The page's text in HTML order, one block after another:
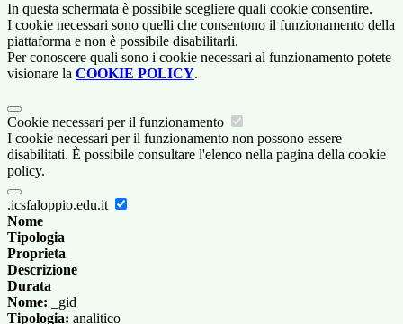
In questa schermata è possibile scegliere quali cookie consentire.
I cookie necessari sono quelli che consentono il funzionamento della
piattaforma e non è possibile disabilitarli.
Per conoscere quali sono i cookie necessari al funzionamento potete
visionare la COOKIE POLICY.
Cookie necessari per il funzionamento
I cookie necessari per il funzionamento non possono essere
disabilitati. È possibile consultare l'elenco nella pagina della cookie
policy.
.icsfaloppio.edu.it
Nome
Tipologia
Proprieta
Descrizione
Durata
Nome: _gid
Tipologia: analitico